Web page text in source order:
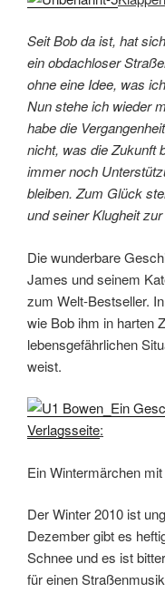
zum Welt-Bestseller.
wie Bob ihm in harten
lebensgefährlichen
weist.
Verlagsseite :
Ein Wintermärchen mit
Der Winter 2010 ist
Dezember gibt es
Schnee und es ist
für einen
Während die
Feierstimmung durch
wenigstens Strom
schweigen von
Bob ihn überraschen…
derVerlagsseite:
Alaska in den 1920er